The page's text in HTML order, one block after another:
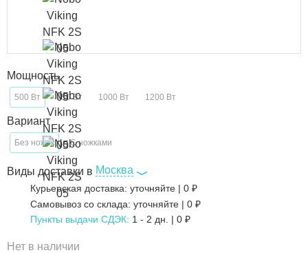
Мощность
500 Вт 750 Вт 1000 Вт 1200 Вт
Вариант
Без ножек С ножками
Виды доставки в Москва
Курьерская доставка: уточняйте | 0 ₽
Самовывоз со склада: уточняйте | 0 ₽
Пункты выдачи СДЭК: 1 - 2 дн. | 0 ₽
Нет в наличии